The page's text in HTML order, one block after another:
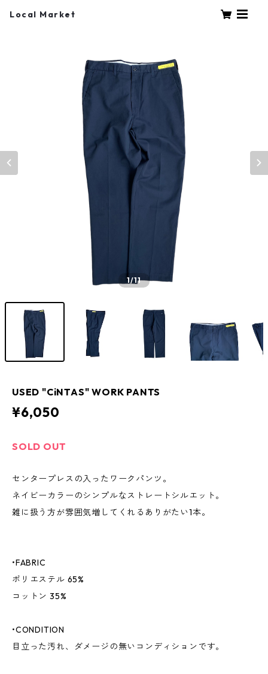
Local Market
1/11
USED "CiNTAS" WORK PANTS
¥6,050
SOLD OUT
センタープレスの入ったワークパンツ。
ネイビーカラーのシンプルなストレートシルエット。
雑に扱う方が雰囲気増してくれるありがたい1本。
•FABRIC
ポリエステル 65%
コットン 35%
•CONDITION
目立った汚れ、ダメージの無いコンディションです。